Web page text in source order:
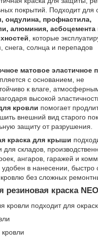
покрытий. Подходит для
ондулина, профнастила,
алюминия, асбоцемента
, которые
снега, солнца и перепадов
матовое эластичное
с основанием, не
к влаге,
высокой
кровли помогает
внешний вид старого
защиту от разрушения.
краска для крыши
для складов,
ангаров, гаражей и
в нанесении, быстро
без сложных
резиновая краска
кровли подходит для